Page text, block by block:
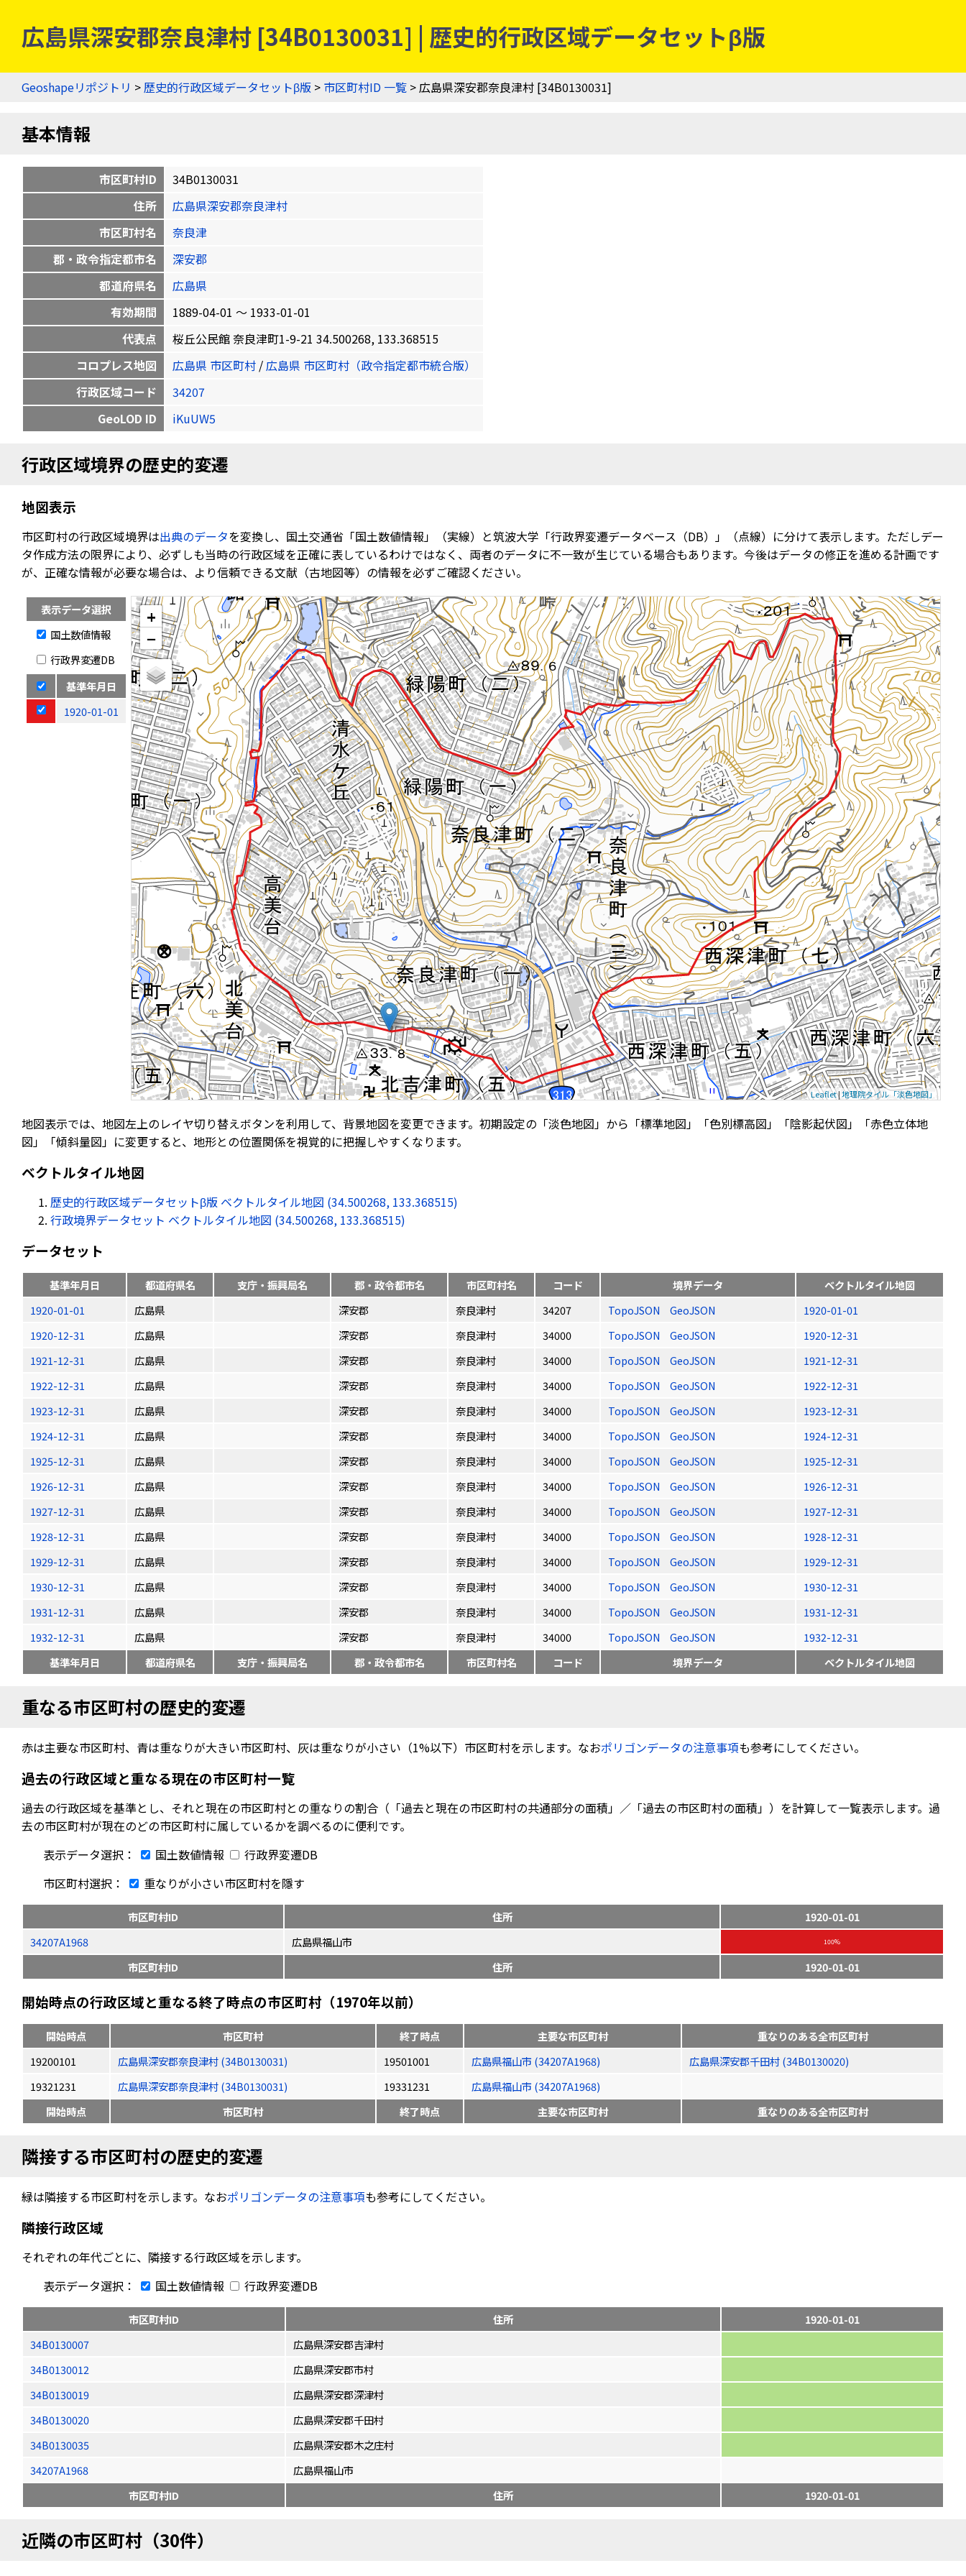
広島県深安郡奈良津村 [34B0130031] | 歴史的行政区域データセットβ版
Geoshapeリポジトリ >歴史的行政区域データセットβ版 > 市区町村ID 一覧 > 広島県深安郡奈良津村 [34B0130031]
基本情報
市区町村ID
34B0130031
住所
広島県深安郡奈良津村
市区町村名
奈良津
郡・政令指定都市名
深安郡
都道府県名
広島県
有効期間
1889-04-01 〜 1933-01-01
代表点
桜丘公民館 奈良津町1-9-21 34.500268, 133.368515
コロプレス地図
広島県 市区町村 /広島県 市区町村（政令指定都市統合版）
行政区域コード
34207
GeoLOD ID
iKuUW5
行政区域境界の歴史的変遷
地図表示
市区町村の行政区域境界は出典のデータを変換し、国土交通省「国土数値情報」（実線）と筑波大学「行政界変遷データベース（DB）」（点線）に分けて表示します。ただしデー
タ作成方法の限界により、必ずしも当時の行政区域を正確に表しているわけではなく、両者のデータに不一致が生じている場合もあります。今後はデータの修正を進める計画です
が、正確な情報が必要な場合は、より信頼できる文献（古地図等）の情報を必ずご確認ください。
表示データ選択
国土数値情報
行政界変遷DB
基準年月日
1920-01-01
+
−
Leaflet|地理院タイル「淡色地図」
地図表示では、地図左上のレイヤ切り替えボタンを利用して、背景地図を変更できます。初期設定の「淡色地図」から「標準地図」「色別標高図」「陰影起伏図」「赤色立体地
図」「傾斜量図」に変更すると、地形との位置関係を視覚的に把握しやすくなります。
ベクトルタイル地図
歴史的行政区域データセットβ版 ベクトルタイル地図 (34.500268, 133.368515)
行政境界データセット ベクトルタイル地図 (34.500268, 133.368515)
データセット
基準年月日 都道府県名 支庁・振興局名 郡・政令都市名 市区町村名 コード 境界データ
ベクトルタイル地図
1920-01-01
広島県 深安郡 奈良津村 34207 TopoJSON GeoJSON
1920-01-01
1920-12-31
広島県 深安郡 奈良津村 34000 TopoJSON GeoJSON
1920-12-31
1921-12-31
広島県 深安郡 奈良津村 34000 TopoJSON GeoJSON
1921-12-31
1922-12-31
広島県 深安郡 奈良津村 34000 TopoJSON GeoJSON
1922-12-31
1923-12-31
広島県 深安郡 奈良津村 34000 TopoJSON GeoJSON
1923-12-31
1924-12-31
広島県 深安郡 奈良津村 34000 TopoJSON GeoJSON
1924-12-31
1925-12-31
広島県 深安郡 奈良津村 34000 TopoJSON GeoJSON
1925-12-31
1926-12-31
広島県 深安郡 奈良津村 34000 TopoJSON GeoJSON
1926-12-31
1927-12-31
広島県 深安郡 奈良津村 34000 TopoJSON GeoJSON
1927-12-31
1928-12-31
広島県 深安郡 奈良津村 34000 TopoJSON GeoJSON
1928-12-31
1929-12-31
広島県 深安郡 奈良津村 34000 TopoJSON GeoJSON
1929-12-31
1930-12-31
広島県 深安郡 奈良津村 34000 TopoJSON GeoJSON
1930-12-31
1931-12-31
広島県 深安郡 奈良津村 34000 TopoJSON GeoJSON
1931-12-31
1932-12-31
広島県 深安郡 奈良津村 34000 TopoJSON GeoJSON
1932-12-31
基準年月日
都道府県名 支庁・振興局名 郡・政令都市名 市区町村名 コード 境界データ ベクトルタイル地図
重なる市区町村の歴史的変遷
赤は主要な市区町村、青は重なりが大きい市区町村、灰は重なりが小さい（1%以下）市区町村を示します。なおポリゴンデータの注意事項も参考にしてください。
過去の行政区域と重なる現在の市区町村一覧
過去の行政区域を基準とし、それと現在の市区町村との重なりの割合（「過去と現在の市区町村の共通部分の面積」／「過去の市区町村の面積」）を計算して一覧表示します。過
去の市区町村が現在のどの市区町村に属しているかを調べるのに便利です。
表示データ選択：
国土数値情報
行政界変遷DB
市区町村選択：
重なりが小さい市区町村を隱す
市区町村ID 住所
1920-01-01
34207A1968
広島県福山市 100%
市区町村ID 住所 1920-01-01
開始時点の行政区域と重なる終了時点の市区町村（1970年以前）
開始時点 市区町村 終了時点 主要な市区町村
重なりのある全市区町村
19200101
広島県深安郡奈良津村 (34B0130031) 19501001 広島県福山市 (34207A1968)
広島県深安郡千田村 (34B0130020)
19321231
広島県深安郡奈良津村 (34B0130031) 19331231
広島県福山市 (34207A1968)
開始時点
市区町村 終了時点 主要な市区町村 重なりのある全市区町村
隣接する市区町村の歴史的変遷
緑は隣接する市区町村を示します。なおポリゴンデータの注意事項も参考にしてください。
隣接行政区域
それぞれの年代ごとに、隣接する行政区域を示します。
表示データ選択：
国土数値情報 行政界変遷DB
市区町村ID 住所
1920-01-01
34B0130007
広島県深安郡吉津村
34B0130012
広島県深安郡市村
34B0130019
広島県深安郡深津村
34B0130020
広島県深安郡千田村
34B0130035
広島県深安郡木之庄村
34207A1968
広島県福山市
市区町村ID
住所 1920-01-01
近隣の市区町村（30件）